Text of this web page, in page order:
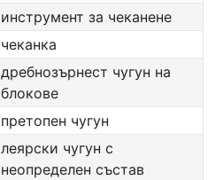
инструмент за чеканене
чеканка
дребнозърнест чугун на
блокове
претопен чугун
леярски чугун с
неопределен състав